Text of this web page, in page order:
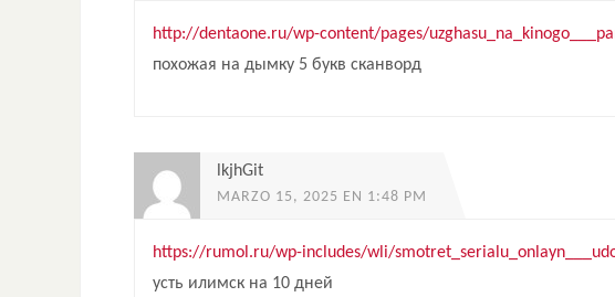
http://dentaone.ru/wp-content/pages/
похожая на дымку 5 букв сканворд
lkjhGit
MARZO 15, 2025 EN 1:48 PM
https://rumol.ru/wp-includes/wli/
усть илимск на 10 дней